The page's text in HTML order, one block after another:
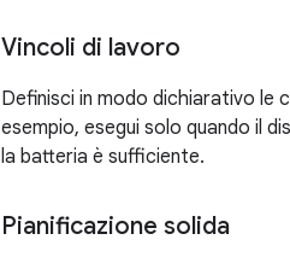
Vincoli di lavoro
Definisci in modo dichiarativo le
esempio, esegui solo quando il
la batteria è sufficiente.
Pianificazione solida